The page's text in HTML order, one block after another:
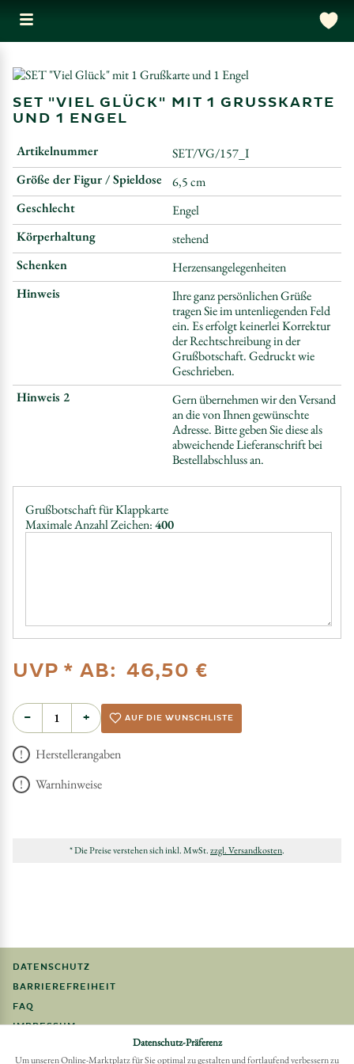
SET "VIEL GLÜCK" MIT 1 GRUSSKARTE U
ND 1 ENGEL
Artikelnummer
SET/VG/157_I
Größe der Figur / Spieldose
6,5 cm
Geschlecht
Engel
Körperhaltung
stehend
Schenken
Herzensangelegenheiten
Hinweis
Ihre ganz persönlichen Grüße
tragen Sie im untenliegenden Feld
ein. Es erfolgt keinerlei Korrektur
der Rechtschreibung in der
Grußbotschaft. Gedruckt wie
Geschrieben.
Hinweis 2
Gern übernehmen wir den Versand
an die von Ihnen gewünschte
Adresse. Bitte geben Sie diese als
abweichende Lieferanschrift bei
Bestellabschluss an.
Grußbotschaft für Klappkarte
Maximale Anzahl Zeichen:400
UVP * AB: 46,50 €
− + AUF DIE WUNSCHLISTE
Herstellerangaben
Warnhinweise
* Die Preise verstehen sich inkl. MwSt.zzgl. Versandkosten.
DATENSCHUTZ
BARRIEREFREIHEIT
FAQ
IMPRESSUM
Datenschutz-Präferenz
Um unseren Online-Marktplatz für Sie optimal zu gestalten und fortlaufend verbessern zu